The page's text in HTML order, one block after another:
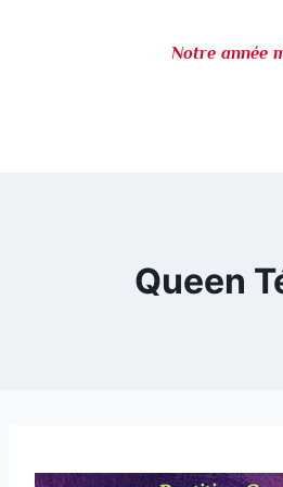
Notre année
Queen